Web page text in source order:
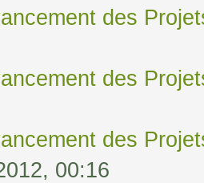
des
des
des
00:16